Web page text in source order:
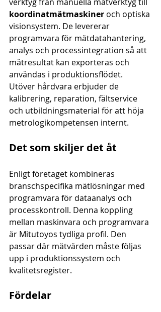
koordinatmätmaskiner och optiska
visionsystem. De levererar
programvara för mätdatahantering,
analys och processintegration så att
mätresultat kan exporteras och
användas i produktionsflödet.
Utöver hårdvara erbjuder de
kalibrering, reparation, fältservice
och utbildningsmaterial för att höja
metrologikompetensen internt.
Det som skiljer det åt
Enligt företaget kombineras
branschspecifika mätlösningar med
programvara för dataanalys och
processkontroll. Denna koppling
mellan maskinvara och programvara
är Mitutoyos tydliga profil. Den
passar där mätvärden måste följas
upp i produktionssystem och
kvalitetsregister.
Fördelar